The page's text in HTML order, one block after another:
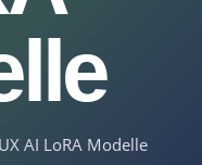
AI LoRA Modelle